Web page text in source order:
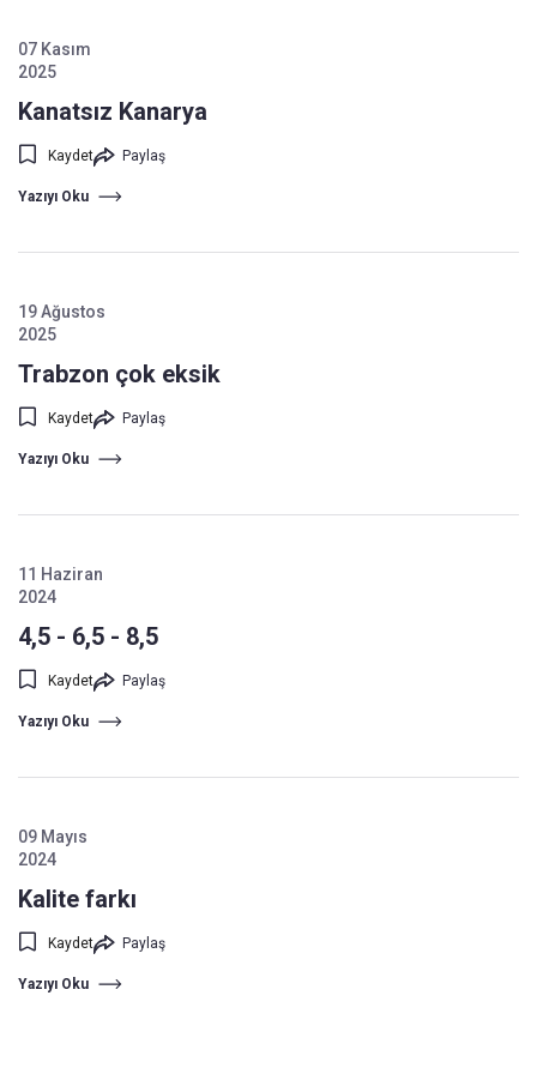
07 Kasım
2025
Kanatsız Kanarya
Kaydet Paylaş
Yazıyı Oku
19 Ağustos
2025
Trabzon çok eksik
Kaydet Paylaş
Yazıyı Oku
11 Haziran
2024
4,5 - 6,5 - 8,5
Kaydet Paylaş
Yazıyı Oku
09 Mayıs
2024
Kalite farkı
Kaydet Paylaş
Yazıyı Oku